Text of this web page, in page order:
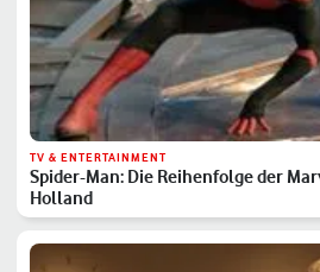
TV & ENTERTAINMENT
Spider-Man: Die Reihenfolge der
Holland